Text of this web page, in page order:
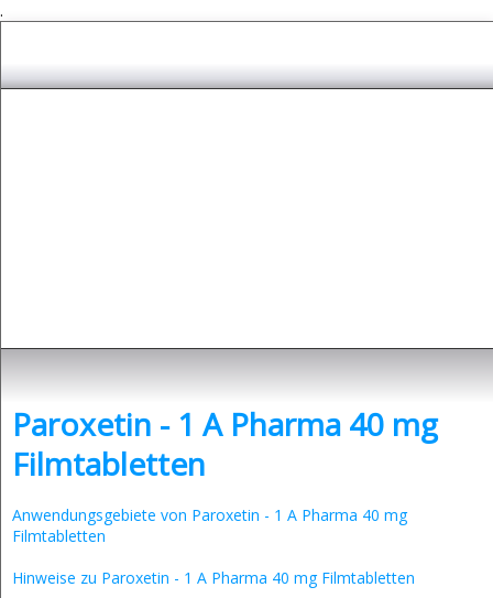
.
Paroxetin - 1 A Pharma 40 mg
Filmtabletten
Anwendungsgebiete von Paroxetin - 1 A Pharma 40 mg
Filmtabletten
Hinweise zu Paroxetin - 1 A Pharma 40 mg Filmtabletten